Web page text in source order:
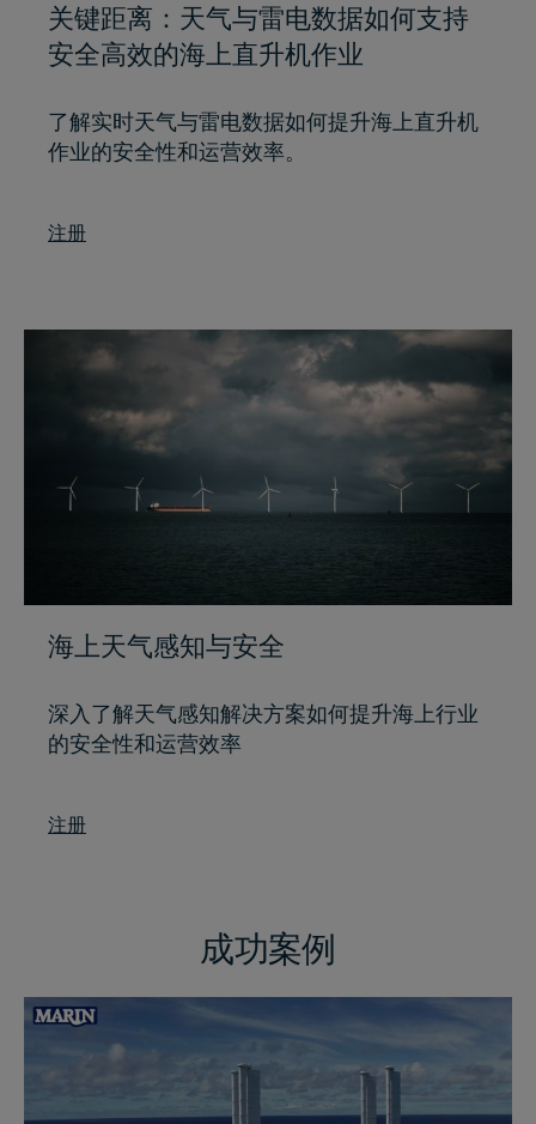
关键距离：天气与雷电数据如何支持
安全高效的海上直升机作业
了解实时天气与雷电数据如何提升海上直升机
作业的安全性和运营效率。
注册
海上天气感知与安全
深入了解天气感知解决方案如何提升海上行业
的安全性和运营效率
注册
成功案例